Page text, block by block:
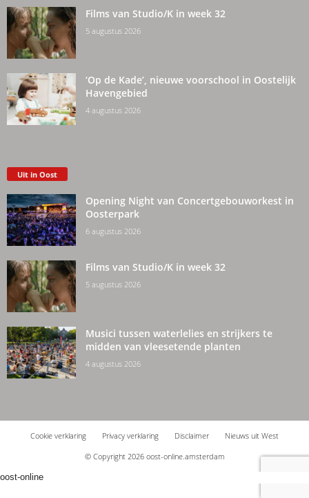
Films van Studio/K in week 32
5 augustus 2026
‘Op de Kade’, nieuwe voorschool in Oostelijk
Havengebied
4 augustus 2026
Uit in Oost
Opening Night van Concertgebouworkest in
Oosterpark
6 augustus 2026
Films van Studio/K in week 32
5 augustus 2026
Musici tussen waterlelies en strijkers te
midden van vleesetende planten
4 augustus 2026
Cookie verklaring Privacy verklaring Disclaimer
Nieuws uit West
© Copyright 2026 oost-online.amsterdam
oost-online